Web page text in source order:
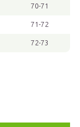
70-71
71-72
72-73